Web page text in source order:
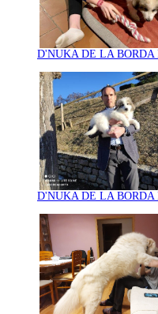
D'NUKA DE LA BORDA
D'NUKA DE LA BORDA